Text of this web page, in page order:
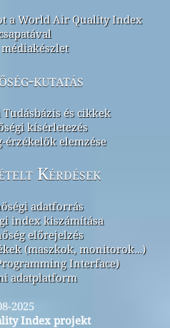
a World Air Quality Index
médiakészlet
kutatás
és cikkek
kísérletezés
érzékelők elemzése
Kérdések
adatforrás
index kiszámítása
előrejelzés
(maszkok, monitorok…)
Interface)
adatplatform
2025
Index projekt